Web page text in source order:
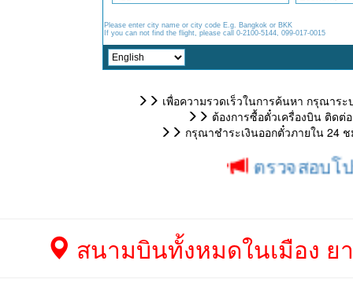
เพื่อความรวดเร็วในการค้นหา กรุณาร
ต้องการซื้อตั๋วเครื่องบิน ติดต่
กรุณาชำระเงินออกตั๋วภายใน 24
ตรวจสอบโปรโ
สนามบินทั้งหมดในเมือง ย